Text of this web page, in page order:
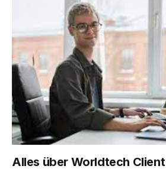
Alles über Worldtech Client